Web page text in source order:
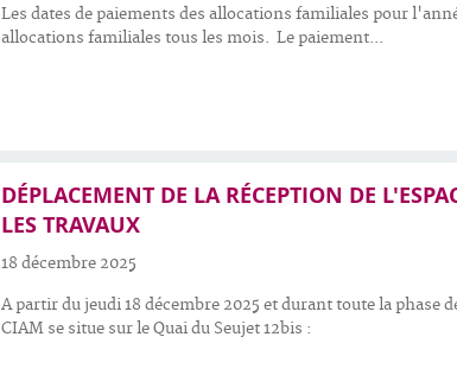
Les dates de paiements des allocations familiales pour
allocations familiales tous les mois. Le paiement...
DÉPLACEMENT DE LA RÉCEPTION DE
LES TRAVAUX
18 décembre 2025
A partir du jeudi 18 décembre 2025 et durant toute la phase
CIAM se situe sur le Quai du Seujet 12bis :